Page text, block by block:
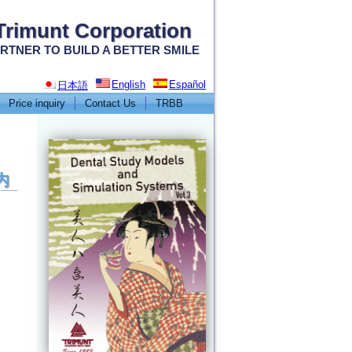
Corporation
TO BUILD A BETTER SMILE
Español
English
日本語
Price inquiry
Contact Us TRBB